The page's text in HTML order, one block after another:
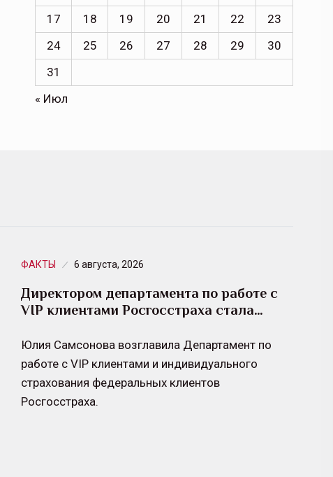
17
18 19 20 21 22
23
24
25 26 27 28 29
30
31
« Июл
ФАКТЫ 6 августа, 2026
Директором департамента по работе с
VIP клиентами Росгосстраха стала…
Юлия Самсонова возглавила Департамент по
работе с VIP клиентами и индивидуального
страхования федеральных клиентов
Росгосстраха.